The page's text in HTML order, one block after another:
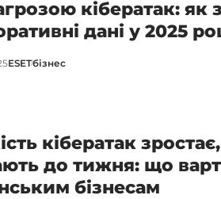
кібератак: як
дані у 2025
ESETбізнес
кібератак
до тижня: що
бізнесам